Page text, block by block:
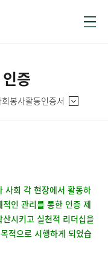
증
봉사활동인증서
사회 각 현장에서 활동하
인 관리를 통한 인증 제
시키고 실천적 리더십을
적으로 시행하게 되었습